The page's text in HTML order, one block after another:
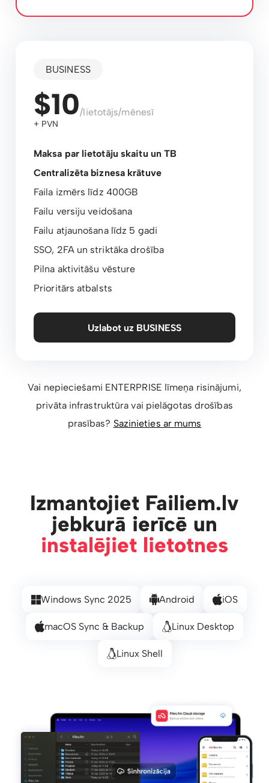
BUSINESS
$10/lietotājs/mēnesī
+ PVN
Maksa par lietotāju skaitu un TB
Centralizēta biznesa krātuve
Faila izmērs līdz 400GB
Failu versiju veidošana
Failu atjaunošana līdz 5 gadi
SSO, 2FA un striktāka drošība
Pilna aktivitāšu vēsture
Prioritārs atbalsts
Uzlabot uz BUSINESS
Vai nepieciešami ENTERPRISE līmeņa risinājumi,
privāta infrastruktūra vai pielāgotas drošības
prasības? Sazinieties ar mums
Izmantojiet Failiem.lv
jebkurā ierīcē un
instalējiet lietotnes
Windows Sync 2025 Android iOS
macOS Sync & Backup Linux Desktop
Linux Shell